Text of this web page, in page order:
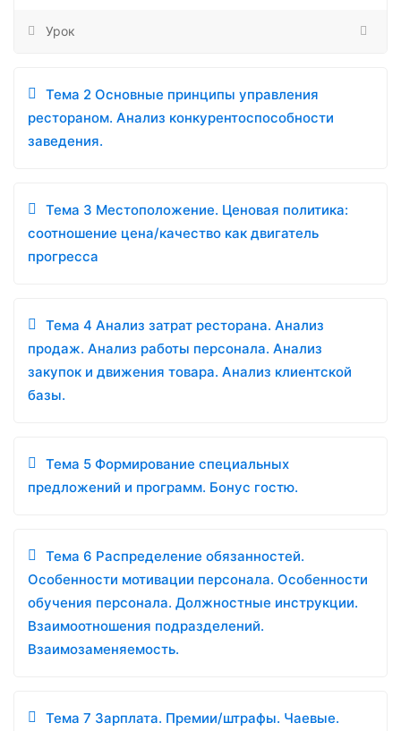
Урок
Тема 2 Основные принципы управления
рестораном. Анализ конкурентоспособности
заведения.
Тема 3 Местоположение. Ценовая политика:
соотношение цена/качество как двигатель
прогресса
Тема 4 Анализ затрат ресторана. Анализ
продаж. Анализ работы персонала. Анализ
закупок и движения товара. Анализ клиентской
базы.
Тема 5 Формирование специальных
предложений и программ. Бонус гостю.
Тема 6 Распределение обязанностей.
Особенности мотивации персонала. Особенности
обучения персонала. Должностные инструкции.
Взаимоотношения подразделений.
Взаимозаменяемость.
Тема 7 Зарплата. Премии/штрафы. Чаевые.